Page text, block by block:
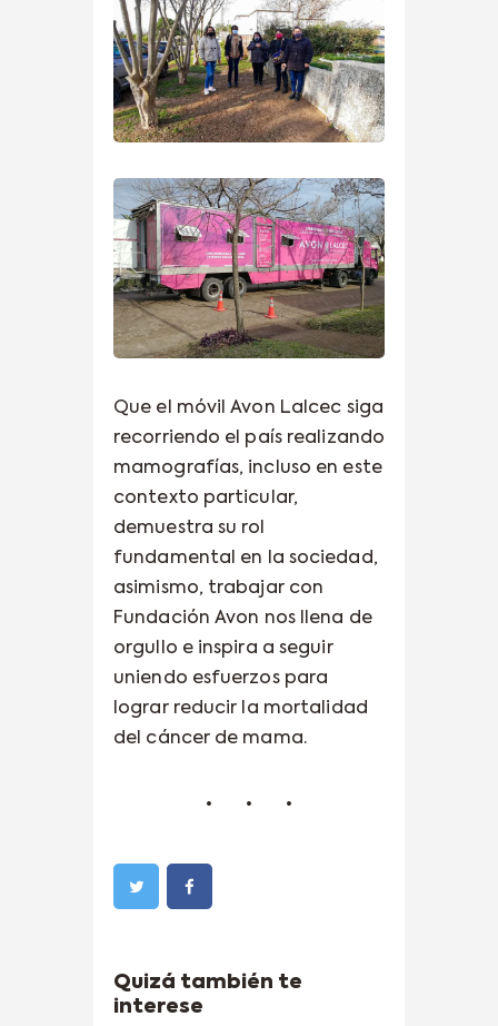
Que el móvil Avon Lalcec siga
recorriendo el país realizando
mamografías, incluso en este
contexto particular,
demuestra su rol
fundamental en la sociedad,
asimismo, trabajar con
Fundación Avon nos llena de
orgullo e inspira a seguir
uniendo esfuerzos para
lograr reducir la mortalidad
del cáncer de mama.
Quizá también te
interese